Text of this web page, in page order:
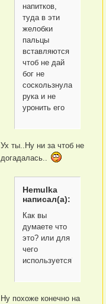
напитков,
туда в эти
желобки
пальцы
вставляются
чтоб не дай
бог не
соскользнула
рука и не
уронить его
Ух ты..Ну ни за чтоб не
догадалась..
Hemulka
написал(а):
Как вы
думаете что
это? или для
чего
используется?
Ну похоже конечно на